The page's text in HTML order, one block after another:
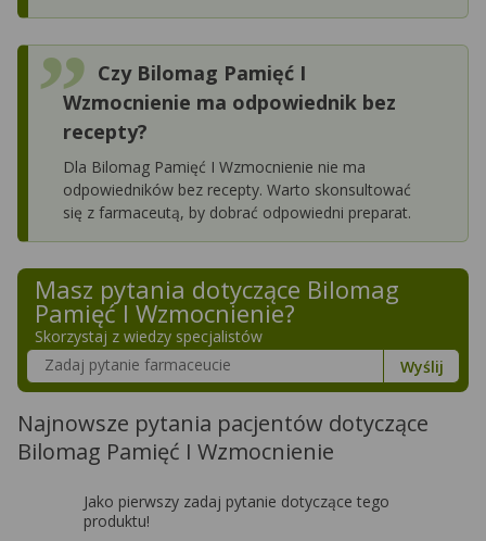
Czy Bilomag Pamięć I
Wzmocnienie ma odpowiednik bez
recepty?
Dla Bilomag Pamięć I Wzmocnienie nie ma
odpowiedników bez recepty. Warto skonsultować
się z farmaceutą, by dobrać odpowiedni preparat.
Masz pytania dotyczące Bilomag
Pamięć I Wzmocnienie?
Skorzystaj z wiedzy specjalistów
Szukaj w poradnikach o zdrowiu
Wyślij
Najnowsze pytania pacjentów dotyczące
Bilomag Pamięć I Wzmocnienie
Jako pierwszy zadaj pytanie dotyczące tego
produktu!